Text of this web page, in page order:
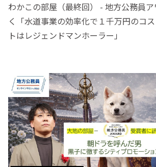
わかこの部屋（最終回） - 地方公務員
く「水道事業の効率化で１千万円のコ
トはレジェンドマンホーラー」